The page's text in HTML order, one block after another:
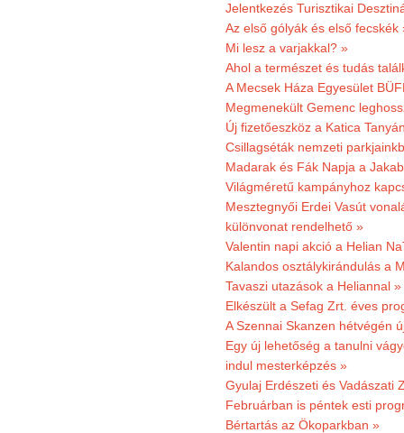
Jelentkezés Turisztikai
Az első gólyák és első fecskék
Mi lesz a varjakkal? »
Ahol a természet és tudás
A Mecsek Háza Egyesület
Megmenekült Gemenc
Új fizetőeszköz a Katica
Csillagséták nemzeti
Madarak és Fák Napja a
Világméretű kampányhoz
Mesztegnyői Erdei Vasút
különvonat rendelhető »
Valentin napi akció a Helian
Kalandos osztálykirándulás a
Tavaszi utazások a Heliannal »
Elkészült a Sefag Zrt. éves
A Szennai Skanzen hétvégén
Egy új lehetőség a tanulni
indul mesterképzés »
Gyulaj Erdészeti és Vadászati
Februárban is péntek esti
Bértartás az Ökoparkban »